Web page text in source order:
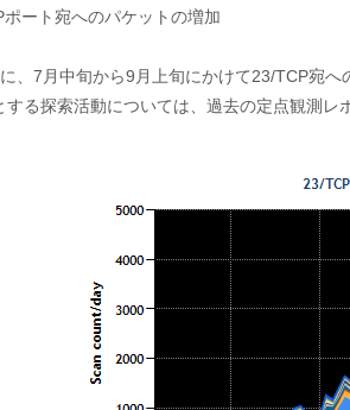
ト宛へのパケットの増加
、7月中旬から9月上旬にかけて23/TCP宛
する探索活動については、過去の定点観測レ